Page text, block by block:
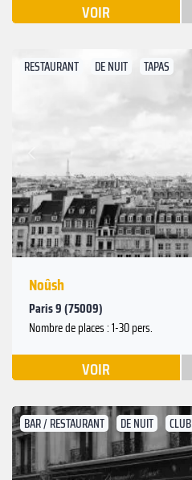
VOIR
RESTAURANT DE NUIT TAPAS
Précédent
Noûsh
Paris 9 (75009)
Nombre de places : 1-30 pers.
VOIR
BAR / RESTAURANT DE NUIT CLUB